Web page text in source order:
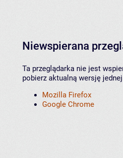
Niewspierana
Ta przeglądarka nie jest
pobierz aktualną wersję
Mozilla Firefox
Google Chrome